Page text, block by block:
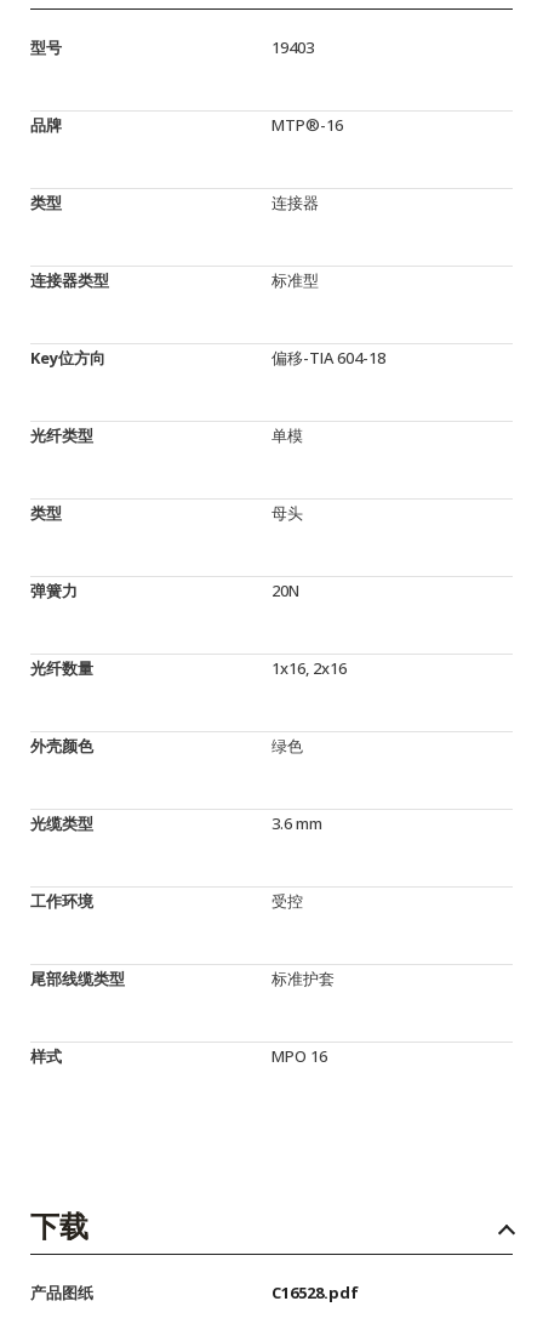
型号 19403
品牌 MTP®-16
类型 连接器
连接器类型 标准型
Key位方向 偏移-TIA 604-18
光纤类型 单模
类型 母头
弹簧力 20N
光纤数量 1x16, 2x16
外壳颜色 绿色
光缆类型 3.6 mm
工作环境 受控
尾部线缆类型 标准护套
样式 MPO 16
下载
产品图纸 C16528.pdf